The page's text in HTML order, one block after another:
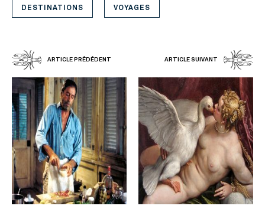
DESTINATIONS VOYAGES
ARTICLE PRÉDÉDENT ARTICLE SUIVANT